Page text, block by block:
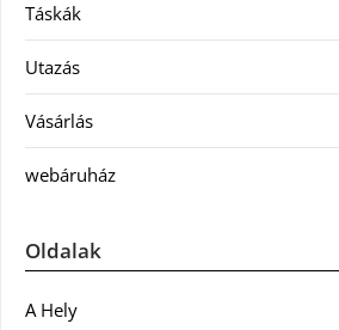
Táskák
Utazás
Vásárlás
webáruház
Oldalak
A Hely